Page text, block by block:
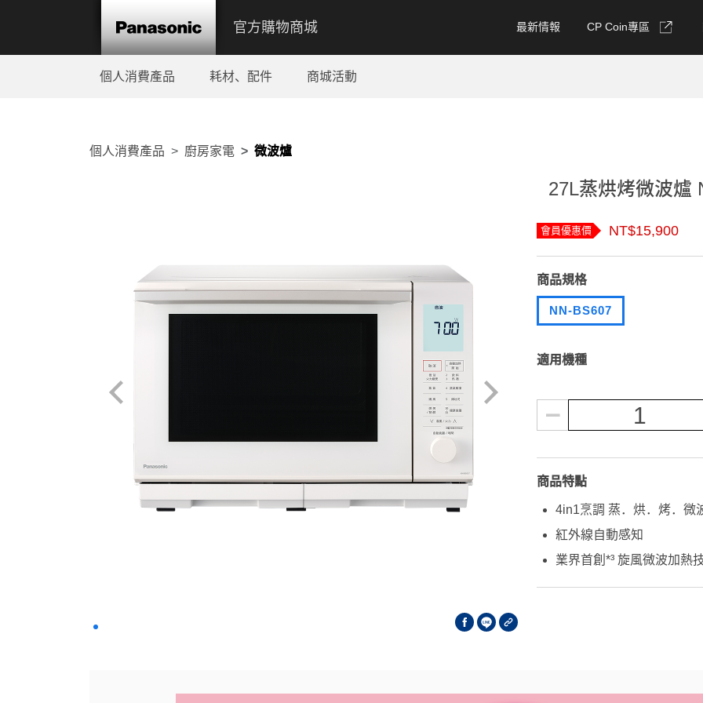
官方購物商城 最新情報 CP Coin專區
個人消費產品 耗材、配件 商城活動
個人消費產品 廚房家電 微波爐
27L蒸烘烤微波爐
會員優惠價 NT$15,900
商品規格
NN-BS607
適用機種
1
商品特點
4in1烹調 蒸．烘．烤．微
紅外線自動感知
業界首創*³ 旋風微波加熱